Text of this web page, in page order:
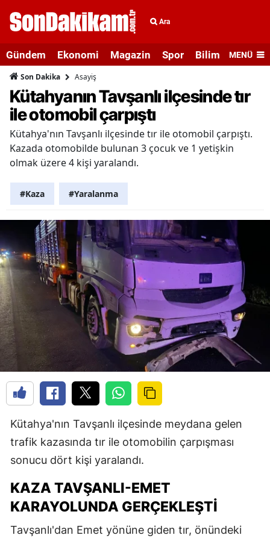
Ara
Gündem Ekonomi Magazin Spor Bilim veMENÜ
Son Dakika Asayiş
Kütahyanın Tavşanlı ilçesinde tır
ile otomobil çarpıştı
Kütahya'nın Tavşanlı ilçesinde tır ile otomobil çarpıştı.
Kazada otomobilde bulunan 3 çocuk ve 1 yetişkin
olmak üzere 4 kişi yaralandı.
#Kaza #Yaralanma
Kütahya'nın Tavşanlı ilçesinde meydana gelen
trafik kazasında tır ile otomobilin çarpışması
sonucu dört kişi yaralandı.
KAZA TAVŞANLI-EMET
KARAYOLUNDA GERÇEKLEŞTI
Tavşanlı'dan Emet yönüne giden tır, önündeki